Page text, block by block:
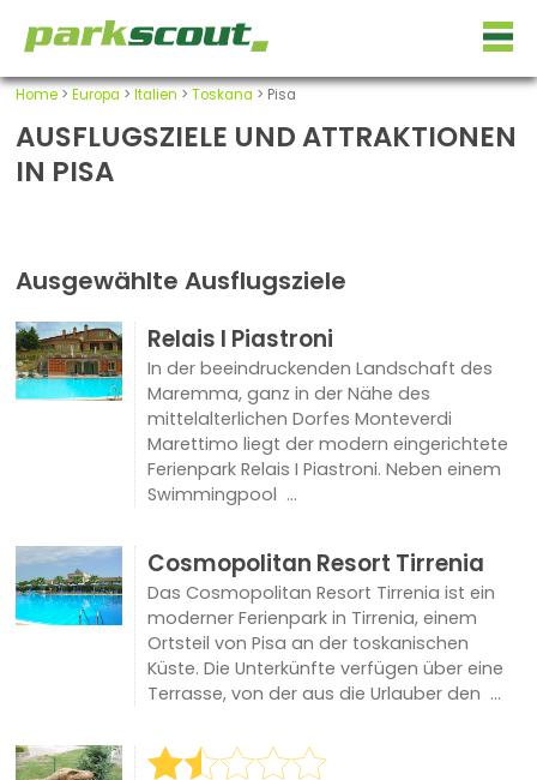
Home> Europa > Italien > Toskana > Pisa
AUSFLUGSZIELE UND ATTRAKTIONEN
IN PISA
Ausgewählte Ausflugsziele
Relais I Piastroni
In der beeindruckenden Landschaft des
Maremma, ganz in der Nähe des
mittelalterlichen Dorfes Monteverdi
Marettimo liegt der modern eingerichtete
Ferienpark Relais I Piastroni. Neben einem
Swimmingpool ...
Cosmopolitan Resort Tirrenia
Das Cosmopolitan Resort Tirrenia ist ein
moderner Ferienpark in Tirrenia, einem
Ortsteil von Pisa an der toskanischen
Küste. Die Unterkünfte verfügen über eine
Terrasse, von der aus die Urlauber den ...